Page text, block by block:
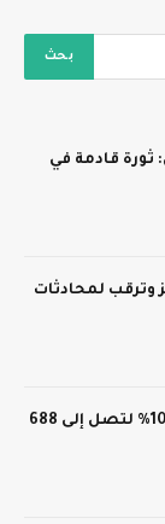
ثورة قادمة في
وترقب لمحادثات
أسعار الغاز الأوروبية تقفز 10% لتصل إلى 688